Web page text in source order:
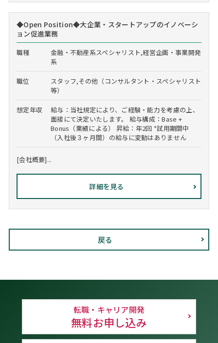
◆Open Position◆大企業・スタートアップのイノベーシ
ョン促進業務
職種
金融・不動産系スペシャリスト,経営企画・事業開発
系
職位
スタッフ,その他（コンサルタント・スペシャリスト
等）
想定年収
給与：当社規定により、ご経験・能力を考慮の上、
面接にて決定いたします。 給与構成：Base +
Bonus（業績による） 昇給：年2回 *試用期間中
（入社後３ヶ月間）の給与に変動はありません
[会社概要]...
詳細を見る
戻る
転職・キャリア開発
無料お申し込み